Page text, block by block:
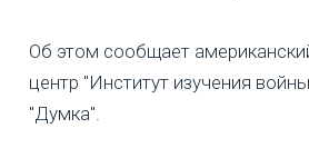
Об этом сообщает
центр "Институт изучения
"Думка".